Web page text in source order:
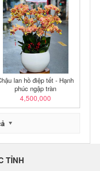
lan hồ điệp tết - Hạnh
phúc ngập tràn
4,500,000
TỈNH